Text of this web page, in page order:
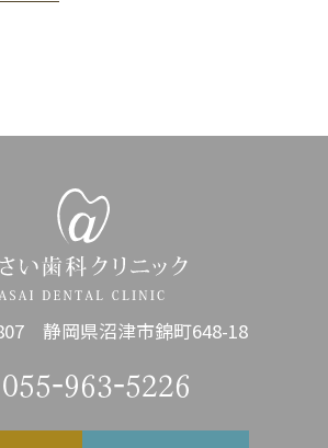
静岡県沼津市錦町648-18
055-963-5226